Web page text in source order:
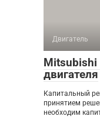
Двигатель
Mitsubishi
двигателя
Капитальный
принятием
необходим